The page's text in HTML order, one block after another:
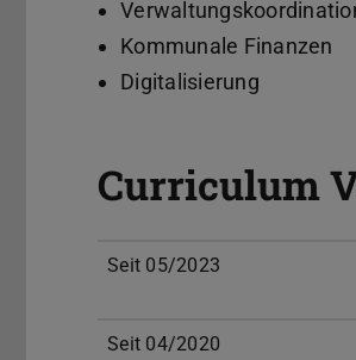
Kommunale Finanzen
Digitalisierung
Curriculum
Seit 05/2023
Seit 04/2020